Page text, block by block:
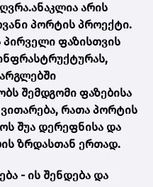
არის
პორტის პროექტი.
პირველი ფაზისთვის
შემდგომი ფაზებისა
რათა პორტის
შუა დერეფნისა და
ზრდასთან ერთად.
- ის შენდება და